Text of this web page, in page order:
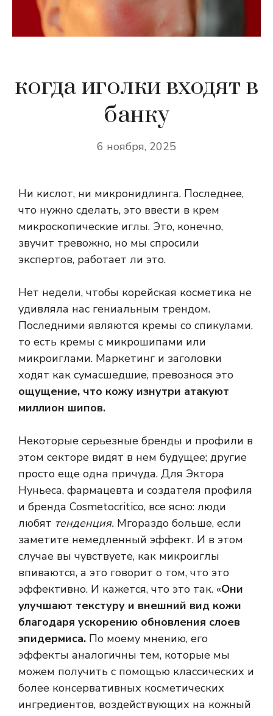
когда иголки входят в
банку
6 ноября, 2025
Ни кислот, ни микронидлинга. Последнее,
что нужно сделать, это ввести в крем
микроскопические иглы. Это, конечно,
звучит тревожно, но мы спросили
экспертов, работает ли это.
Нет недели, чтобы корейская косметика не
удивляла нас гениальным трендом.
Последними являются кремы со спикулами,
то есть кремы с микрошипами или
микроиглами. Маркетинг и заголовки
ходят как сумасшедшие, превознося это
ощущение, что кожу изнутри атакуют
миллион шипов.
Некоторые серьезные бренды и профили в
этом секторе видят в нем будущее; другие
просто еще одна причуда. Для Эктора
Нуньеса, фармацевта и создателя профиля
и бренда Cosmetocritico, все ясно: люди
любят тенденция. Мгораздо больше, если
заметите немедленный эффект. И в этом
случае вы чувствуете, как микроиглы
впиваются, а это говорит о том, что это
эффективно. И кажется, что это так. «Они
улучшают текстуру и внешний вид кожи
благодаря ускорению обновления слоев
эпидермиса. По моему мнению, его
эффекты аналогичны тем, которые мы
можем получить с помощью классических и
более консервативных косметических
ингредиентов, воздействующих на кожный